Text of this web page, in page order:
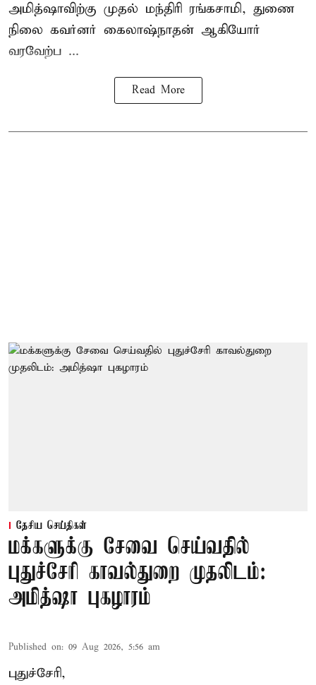
அமித்ஷாவிற்கு முதல் மந்திரி ரங்கசாமி, துணை
நிலை கவர்னர் கைலாஷ்நாதன் ஆகியோர்
வரவேற்ப ...
Read More
தேசிய செய்திகள்
மக்களுக்கு சேவை செய்வதில்
புதுச்சேரி காவல்துறை முதலிடம்:
அமித்ஷா புகழாரம்
Published on: 09 Aug 2026, 5:56 am
புதுச்சேரி,